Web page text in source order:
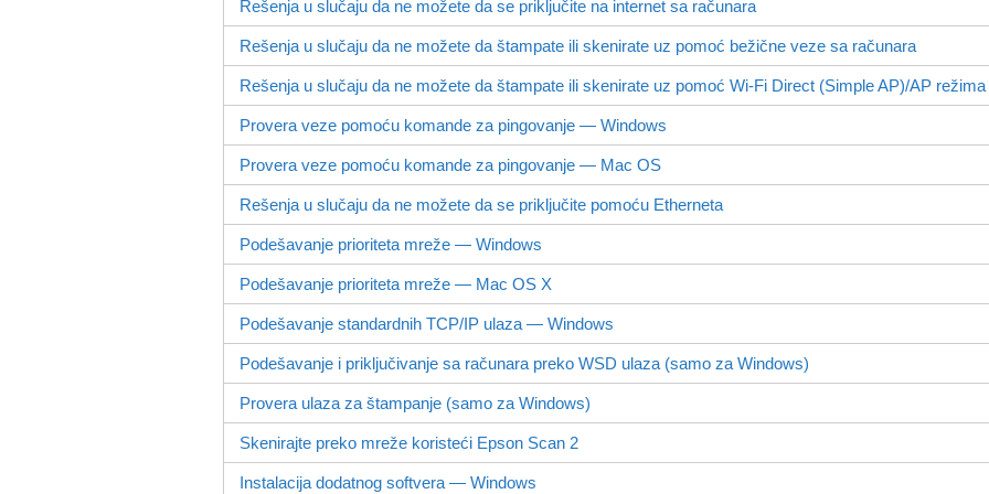
Rešenja u slučaju da ne možete da se priključite na internet sa računara
Rešenja u slučaju da ne možete da štampate ili skenirate uz pomoć bežične veze sa računara
Rešenja u slučaju da ne možete da štampate ili skenirate uz pomoć Wi-Fi Direct (Simple AP)/AP
Provera veze pomoću komande za pingovanje — Windows
Provera veze pomoću komande za pingovanje — Mac OS
Rešenja u slučaju da ne možete da se priključite pomoću Etherneta
Podešavanje prioriteta mreže — Windows
Podešavanje prioriteta mreže — Mac OS X
Podešavanje standardnih TCP/IP ulaza — Windows
Podešavanje i priključivanje sa računara preko WSD ulaza (samo za Windows)
Provera ulaza za štampanje (samo za Windows)
Skenirajte preko mreže koristeći Epson Scan 2
Instalacija dodatnog softvera — Windows